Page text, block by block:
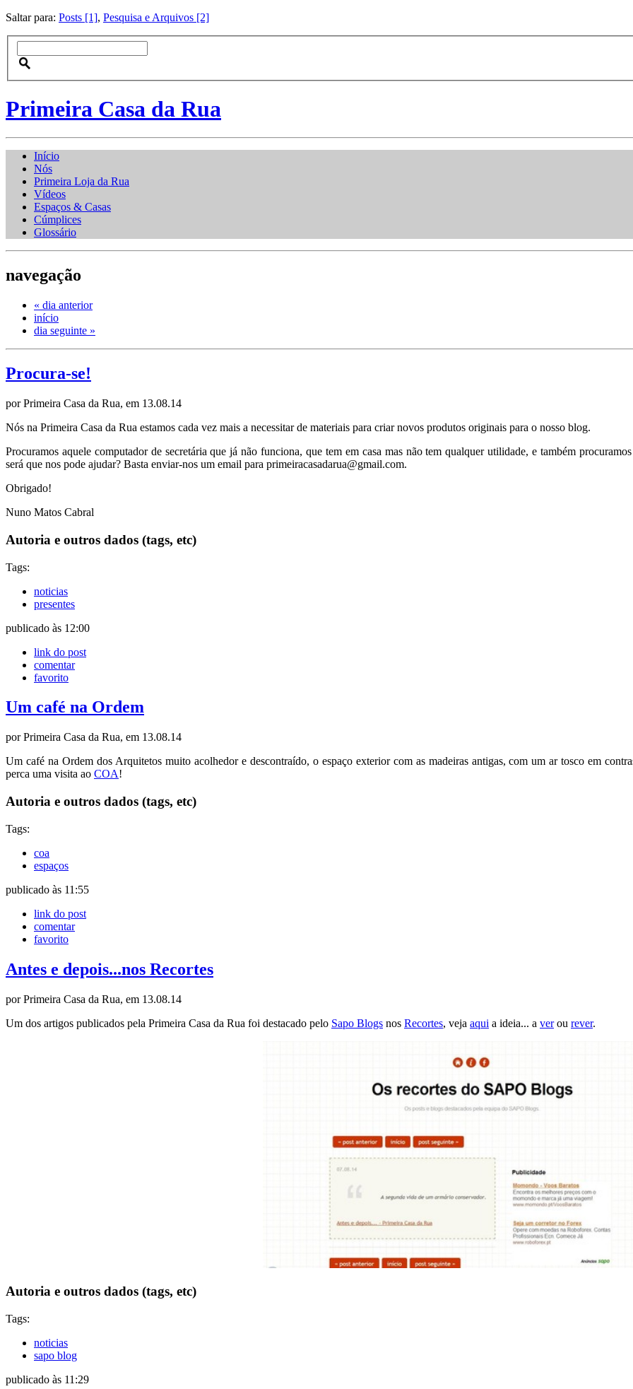
Saltar para: Posts [1], Pesquisa e Arquivos [2]
Primeira Casa da Rua
Início
Nós
Primeira Loja da Rua
Vídeos
Espaços & Casas
Cúmplices
Glossário
navegação
« dia anterior
início
dia seguinte »
Procura-se!
por Primeira Casa da Rua, em 13.08.14
Nós na Primeira Casa da Rua estamos cada vez mais a necessitar de materiais para criar novos produtos originais para o nosso blog.
Procuramos aquele computador de secretária que já não funciona, que tem em casa mas não tem qualquer utilidade, e também
será que nos pode ajudar? Basta enviar-nos um email para primeiracasadarua@gmail.com.
Obrigado!
Nuno Matos Cabral
Autoria e outros dados (tags, etc)
Tags:
noticias
presentes
publicado às 12:00
link do post
comentar
favorito
Um café na Ordem
por Primeira Casa da Rua, em 13.08.14
Um café na Ordem dos Arquitetos muito acolhedor e descontraído, o espaço exterior com as madeiras antigas, com um ar tosco em
perca uma visita ao COA!
Autoria e outros dados (tags, etc)
Tags:
coa
espaços
publicado às 11:55
link do post
comentar
favorito
Antes e depois...nos Recortes
por Primeira Casa da Rua, em 13.08.14
Um dos artigos publicados pela Primeira Casa da Rua foi destacado pelo Sapo Blogs nos Recortes, veja aqui a ideia... a verou rever.
Autoria e outros dados (tags, etc)
Tags:
noticias
sapo blog
publicado às 11:29